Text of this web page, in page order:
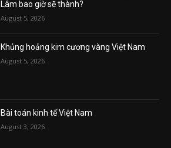
Lâm bao giờ sẽ thành?
August 5, 2026
Khủng hoảng kim cương vàng Việt Nam
August 5, 2026
Bài toán kinh tế Việt Nam
August 3, 2026